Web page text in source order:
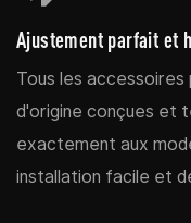
Ajustement parfait et
Tous les accessoires
d'origine conçues et
exactement aux
installation facile et